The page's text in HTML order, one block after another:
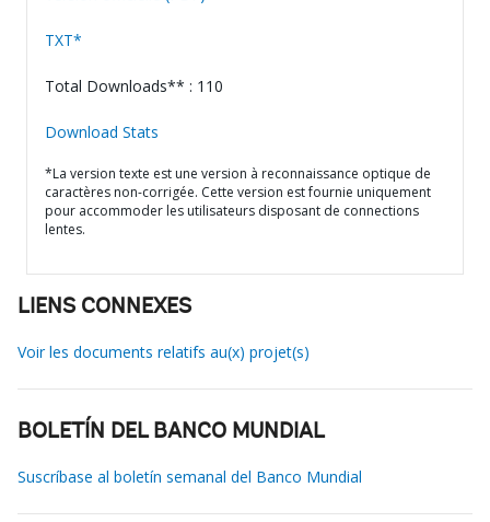
TXT*
Total Downloads** : 110
Download Stats
*La version texte est une version à reconnaissance optique de
caractères non-corrigée. Cette version est fournie uniquement
pour accommoder les utilisateurs disposant de connections
lentes.
LIENS CONNEXES
Voir les documents relatifs au(x) projet(s)
BOLETÍN DEL BANCO MUNDIAL
Suscríbase al boletín semanal del Banco Mundial